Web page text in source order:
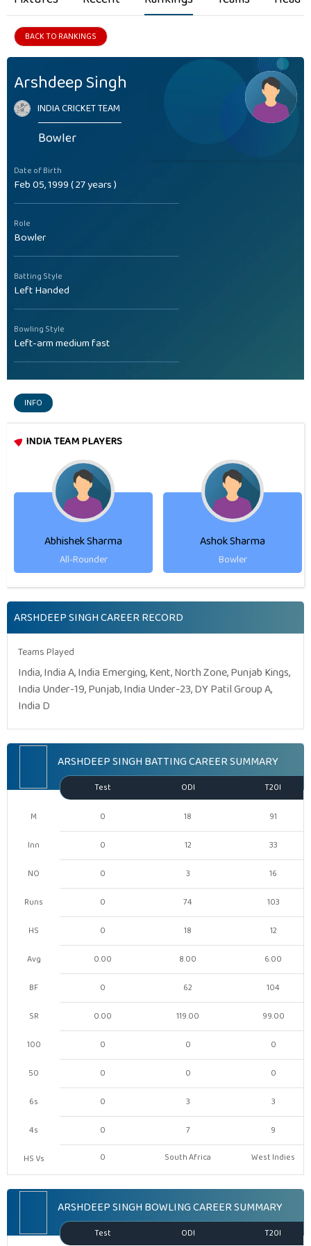
BACK TO RANKINGS
Arshdeep Singh
INDIA CRICKET TEAM
Bowler
Date of Birth
Feb 05, 1999 ( 27 years )
Role
Bowler
Batting Style
Left Handed
Bowling Style
Left-arm medium fast
INFO
INDIA TEAM PLAYERS
Abhishek Sharma
All-Rounder
Ashok Sharma
Bowler
ARSHDEEP SINGH CAREER RECORD
Teams Played
India, India A, India Emerging, Kent, North Zone, Punjab Kings,
India Under-19, Punjab, India Under-23, DY Patil Group A,
India D
ARSHDEEP SINGH BATTING CAREER SUMMARY
M
Inn
NO
Runs
HS
Avg
BF
SR
100
50
6s
4s
HS Vs
Test ODI T20I
0 18 91
0 12 33
0 3 16
0 74 103
0 18 12
0.00 8.00 6.00
0 62 104
0.00 119.00 99.00
0 0 0
0 0 0
0 3 3
0 7
9
0
South Africa West Indies
ARSHDEEP SINGH BOWLING CAREER SUMMARY
Test ODI T20I